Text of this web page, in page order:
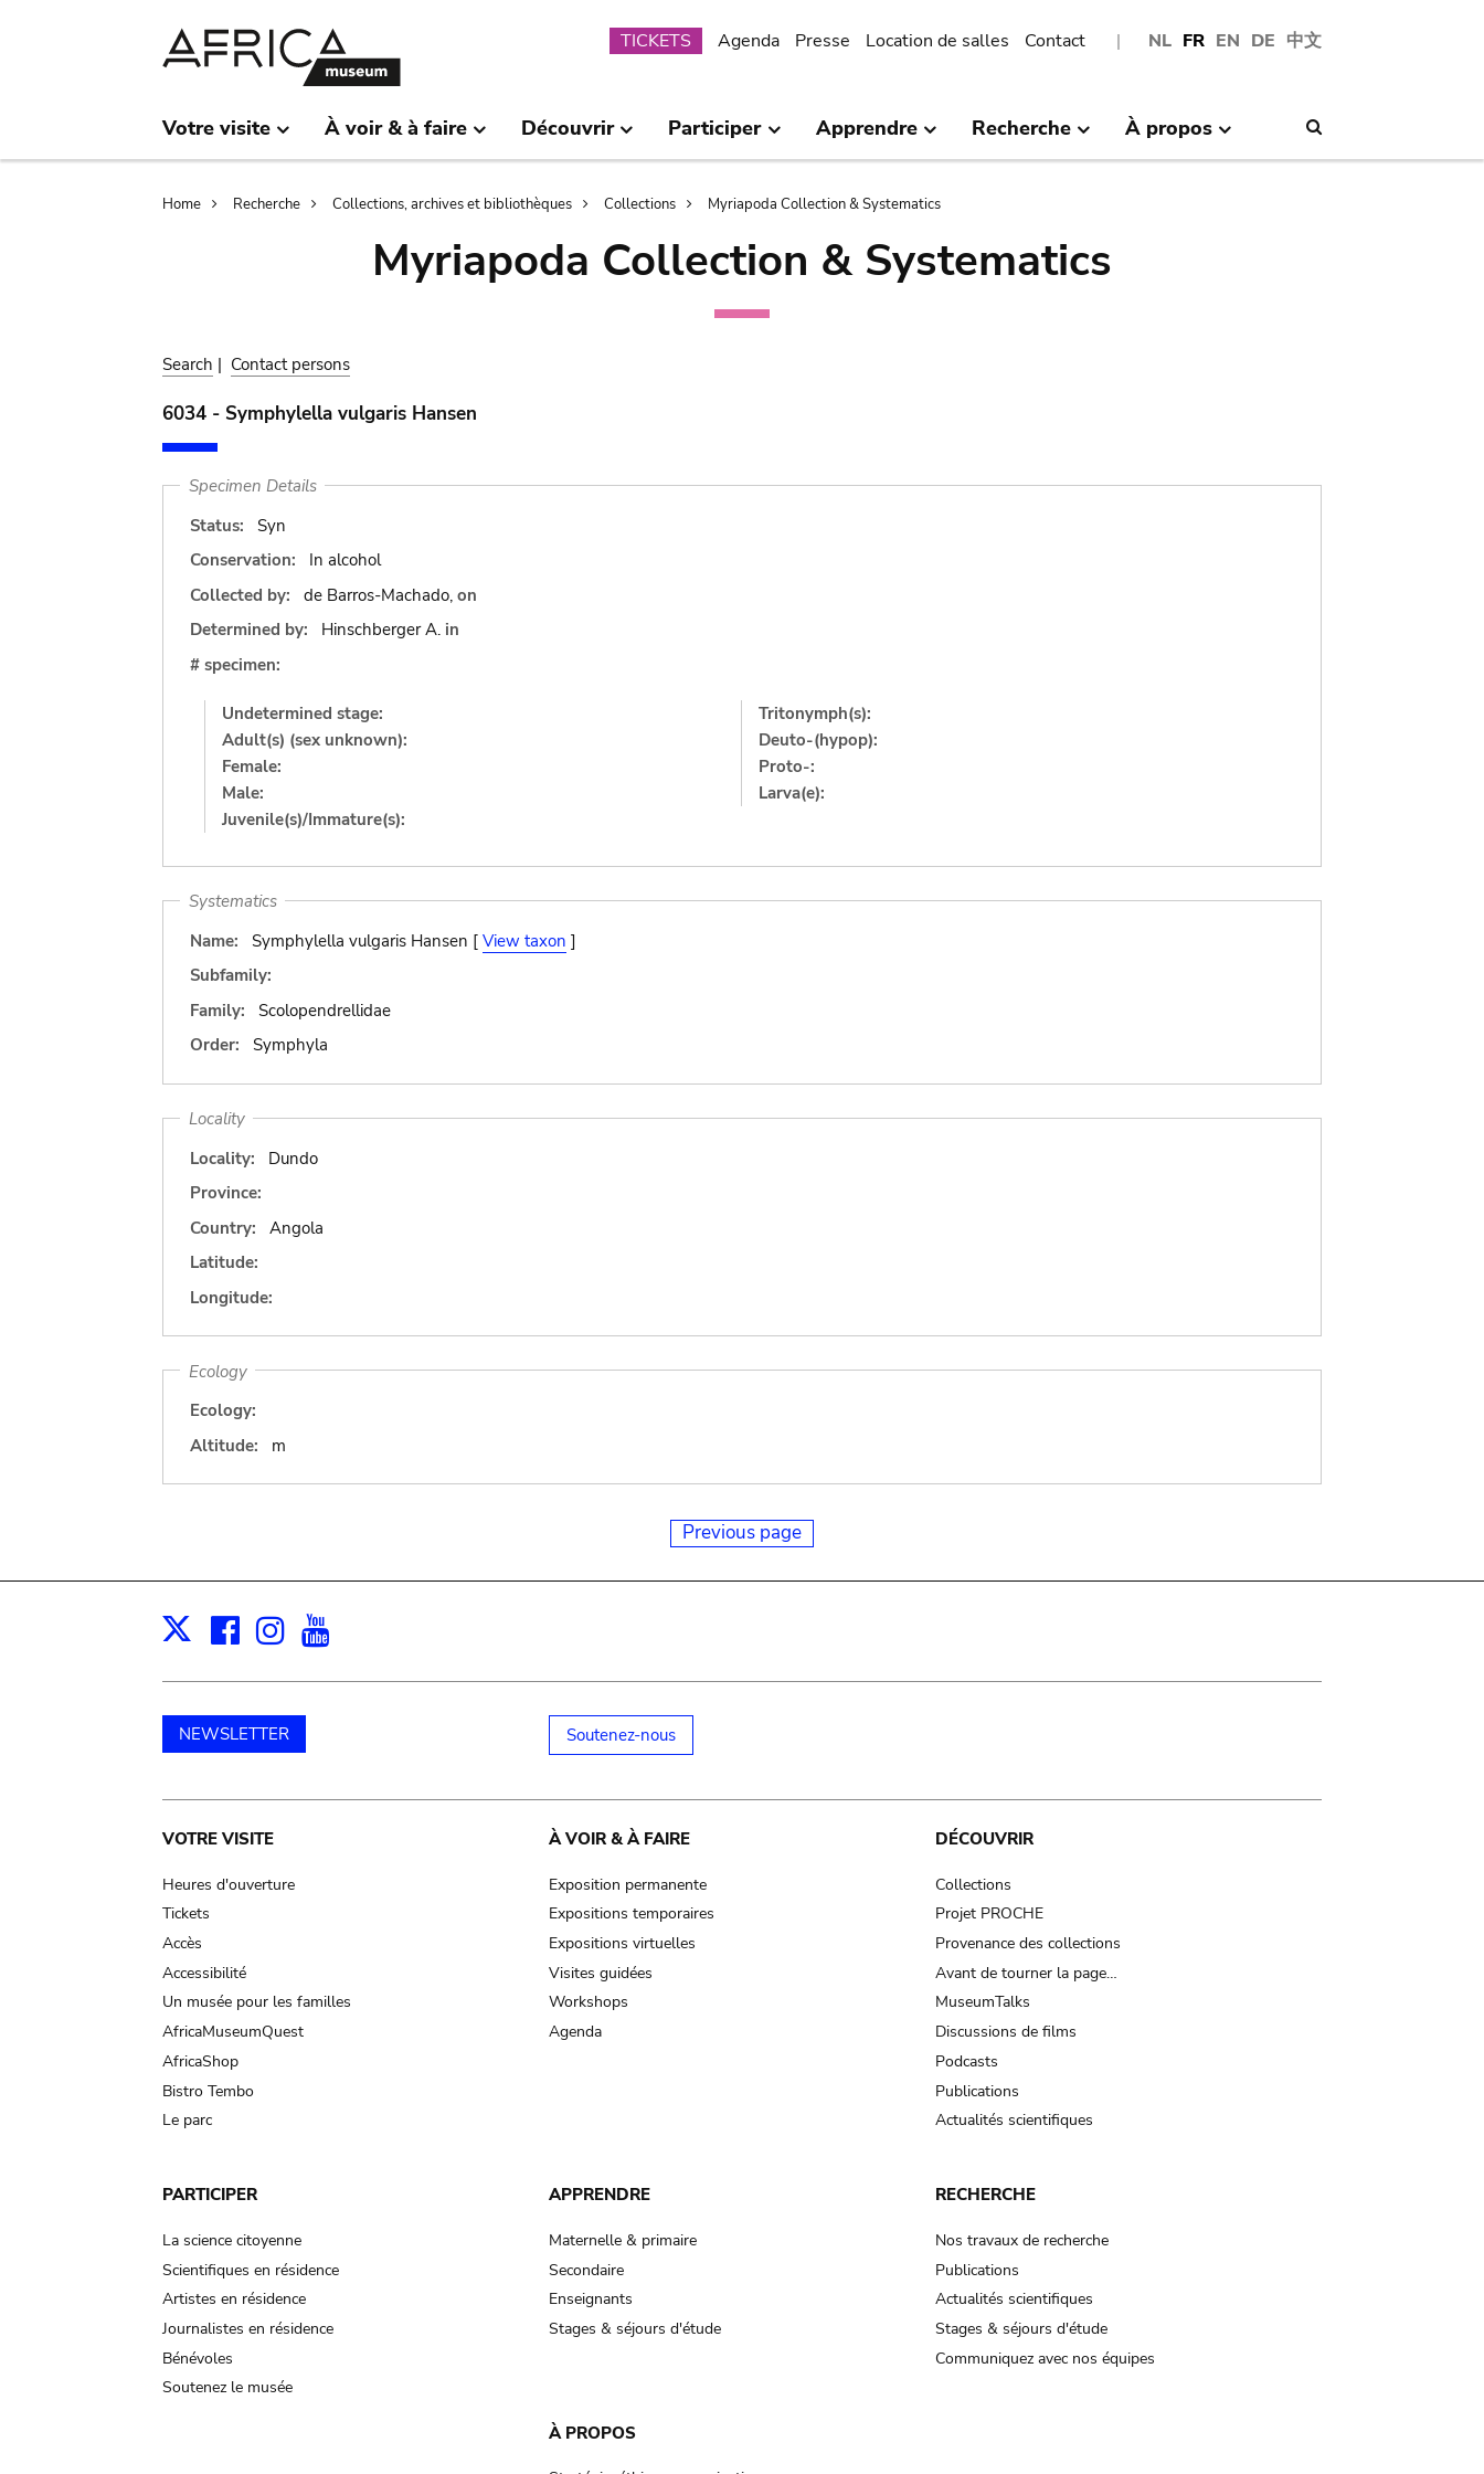
NL FR EN DE 中文
Submenu
TICKETS Agenda Presse Location de salles Contact
Votre visite À voir & à faire Découvrir Participer Apprendre Recherche À propos
Breadcrumb
Home Recherche Collections, archives et bibliothèques Collections Myriapoda Collection & Systematics
Myriapoda Collection & Systematics
Search | Contact persons
6034 - Symphylella vulgaris Hansen
Specimen Details
Status:
Syn
Conservation:
In alcohol
Collected by:
de Barros-Machado, on
Determined by:
Hinschberger A. in
# specimen:
Undetermined stage:
Adult(s) (sex unknown):
Female:
Male:
Juvenile(s)/Immature(s):
Tritonymph(s):
Deuto-(hypop):
Proto-:
Larva(e):
Systematics
Name:
Symphylella vulgaris Hansen [ View taxon ]
Subfamily:
Family:
Scolopendrellidae
Order:
Symphyla
Locality
Locality:
Dundo
Province:
Country:
Angola
Latitude:
Longitude:
Ecology
Ecology:
Altitude:
m
Previous page
X Facebook
Instagram
NEWSLETTER Soutenez-nous
Main
navigation
VOTRE VISITE
Heures d'ouverture
Tickets
Accès
Accessibilité
Un musée pour les familles
AfricaMuseumQuest
AfricaShop
Bistro Tembo
Le parc
À VOIR & À FAIRE
Exposition permanente
Expositions temporaires
Expositions virtuelles
Visites guidées
Workshops
Agenda
DÉCOUVRIR
Collections
Projet PROCHE
Provenance des collections
Avant de tourner la page…
MuseumTalks
Discussions de films
Podcasts
Publications
Actualités scientifiques
PARTICIPER
La science citoyenne
Scientifiques en résidence
Artistes en résidence
Journalistes en résidence
Bénévoles
Soutenez le musée
APPRENDRE
Maternelle & primaire
Secondaire
Enseignants
Stages & séjours d'étude
RECHERCHE
Nos travaux de recherche
Publications
Actualités scientifiques
Stages & séjours d'étude
Communiquez avec nos équipes
À PROPOS